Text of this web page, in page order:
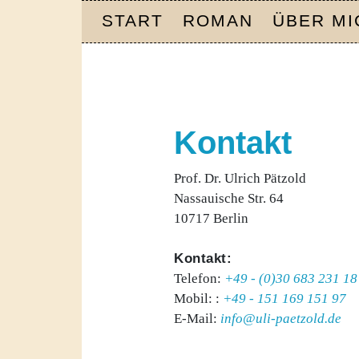
START ROMAN ÜBER
Kontakt
Prof. Dr. Ulrich Pätzold
Nassauische Str. 64
10717 Berlin
Kontakt:
Telefon: +49 - (0)30 683 231 18
Mobil: : +49 - 151 169 151 97
E-Mail: info@uli-paetzold.de